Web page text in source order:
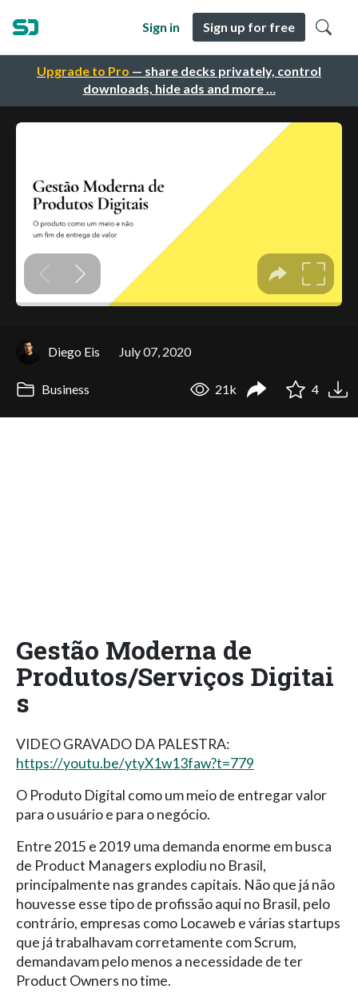
Upgrade to Pro — share decks privately, control
downloads, hide ads and more …
Sign in Sign up for free
Diego Eis July 07, 2020
Business 21k 4
Gestão Moderna de
Produtos/Serviços Digitai
s
VIDEO GRAVADO DA PALESTRA:
https://youtu.be/ytyX1w13faw?t=779
O Produto Digital como um meio de entregar valor
para o usuário e para o negócio.
Entre 2015 e 2019 uma demanda enorme em busca
de Product Managers explodiu no Brasil,
principalmente nas grandes capitais. Não que já não
houvesse esse tipo de profissão aqui no Brasil, pelo
contrário, empresas como Locaweb e várias startups
que já trabalhavam corretamente com Scrum,
demandavam pelo menos a necessidade de ter
Product Owners no time.